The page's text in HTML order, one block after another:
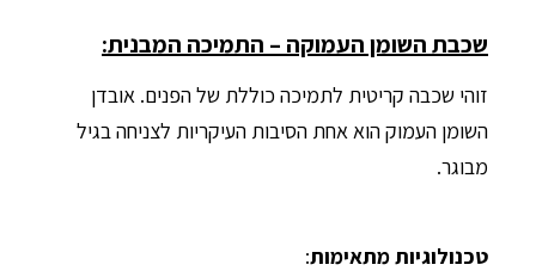
שכבת השומן העמוקה – התמיכה המבנית:
זוהי שכבה קריטית לתמיכה כוללת של הפנים. אובדן
השומן העמוק הוא אחת הסיבות העיקריות לצניחה בגיל
מבוגר.
טכנולוגיות מתאימות: